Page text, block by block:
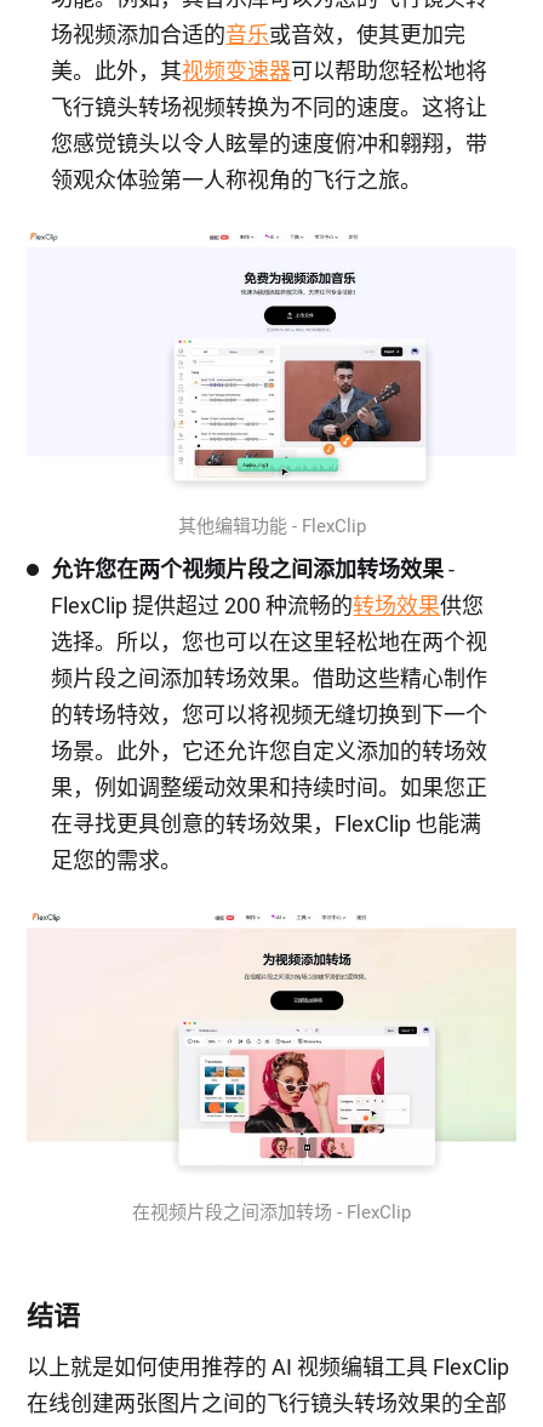
场视频添加合适的音乐或音效，使其更加完
美。此外，其视频变速器可以帮助您轻松地将
飞行镜头转场视频转换为不同的速度。这将让
您感觉镜头以令人眩晕的速度俯冲和翱翔，带
领观众体验第一人称视角的飞行之旅。
其他编辑功能 - FlexClip
允许您在两个视频片段之间添加转场效果-
FlexClip 提供超过 200 种流畅的转场效果供您
选择。所以，您也可以在这里轻松地在两个视
频片段之间添加转场效果。借助这些精心制作
的转场特效，您可以将视频无缝切换到下一个
场景。此外，它还允许您自定义添加的转场效
果，例如调整缓动效果和持续时间。如果您正
在寻找更具创意的转场效果，FlexClip 也能满
足您的需求。
在视频片段之间添加转场 - FlexClip
结语
以上就是如何使用推荐的 AI 视频编辑工具 FlexClip
在线创建两张图片之间的飞行镜头转场效果的全部